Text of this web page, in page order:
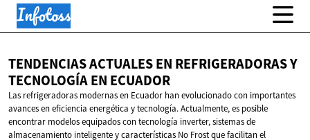
TENDENCIAS ACTUALES EN REFRIGERADORAS Y
TECNOLOGÍAEN ECUADOR
Las refrigeradoras modernas en Ecuador han evolucionado con importantes
avances en eficiencia energética y tecnología. Actualmente, es posible
encontrar modelos equipados con tecnología inverter, sistemas de
almacenamiento inteligente y características No Frost que facilitan el